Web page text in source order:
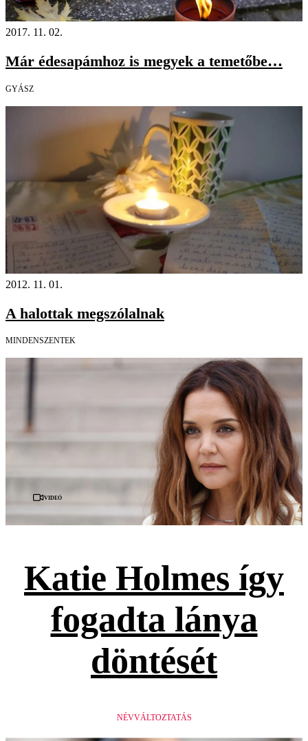
2017. 11. 02.
Már édesapámhoz is megyek a temetőbe…
GYÁSZ
2012. 11. 01.
A halottak megszólalnak
MINDENSZENTEK
Videó
Katie Holmes így
fogadta lánya
döntését
NÉVVÁLTOZTATÁS